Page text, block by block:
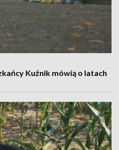
Kuźnik mówią o latach